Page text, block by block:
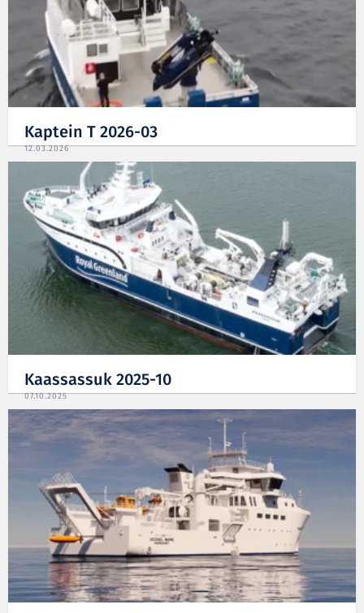
Kaptein T 2026-03
12.03.2026
Kaassassuk 2025-10
07.10.2025